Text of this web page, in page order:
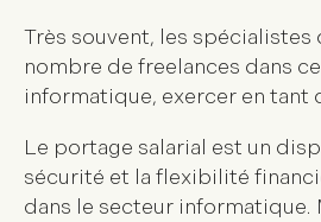
Très souvent, les
nombre de freelances dans
informatique, exercer en tant
Le portage salarial est un
sécurité et la flexibilité
dans le secteur informatique.